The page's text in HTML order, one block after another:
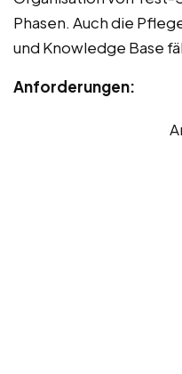
Phasen. Auch die
und Knowledge Base
Anforderungen: